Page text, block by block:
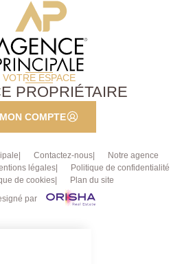
VOTRE ESPACE
PROPRIÉTAIRE
MON COMPTE
Contactez-nous
Notre agence
légales
Politique de confidentialité
de cookies
Plan du site
par